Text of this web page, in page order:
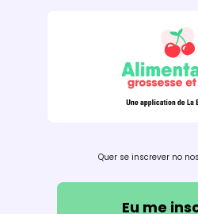
Quer se inscrever no
Eu me